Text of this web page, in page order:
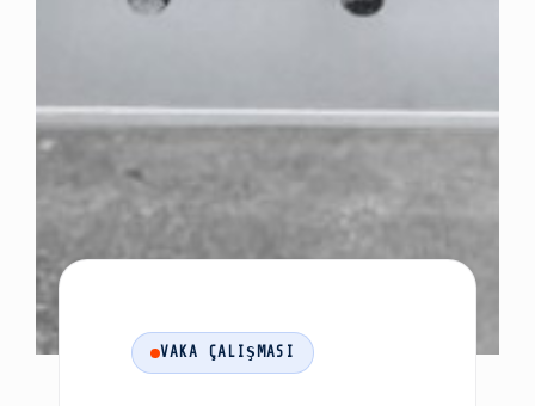
VAKA ÇALIŞMASI